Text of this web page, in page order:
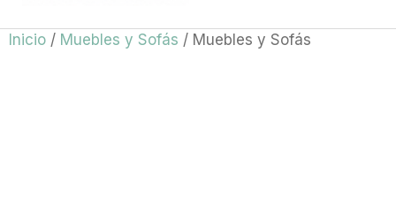
Inicio / Muebles y Sofás / Muebles y Sofás